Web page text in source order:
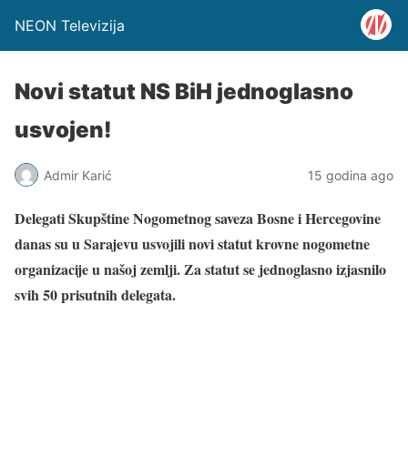
NEON Televizija
Novi statut NS BiH jednoglasno
usvojen!
Admir Karić 15 godina ago
Delegati Skupštine Nogometnog saveza Bosne i Hercegovine
danas su u Sarajevu usvojili novi statut krovne nogometne
organizacije u našoj zemlji. Za statut se jednoglasno izjasnilo
svih 50 prisutnih delegata.